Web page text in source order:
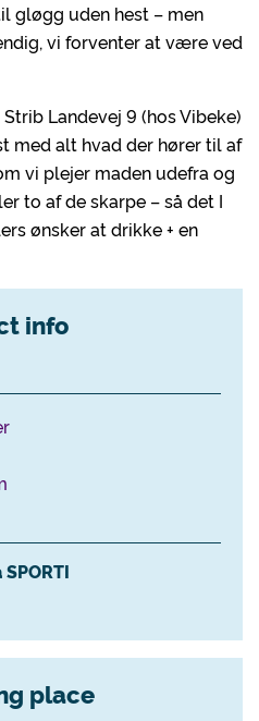
gløgg uden hest – men
vi forventer at være ved
Landevej 9 (hos Vibeke)
med alt hvad der hører til af
vi plejer maden udefra og
to af de skarpe – så det I
ønsker at drikke + en
info
place